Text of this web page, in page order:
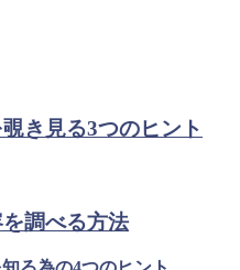
き見る3つのヒント
調べる方法